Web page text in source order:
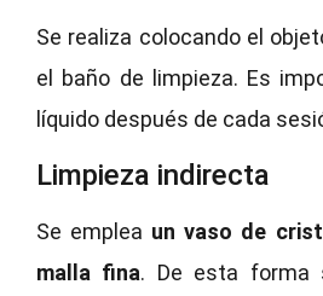
Se realiza colocando el
el baño de limpieza. Es
líquido después de cada
Limpieza indirecta
Se emplea un vaso de
malla fina. De esta forma